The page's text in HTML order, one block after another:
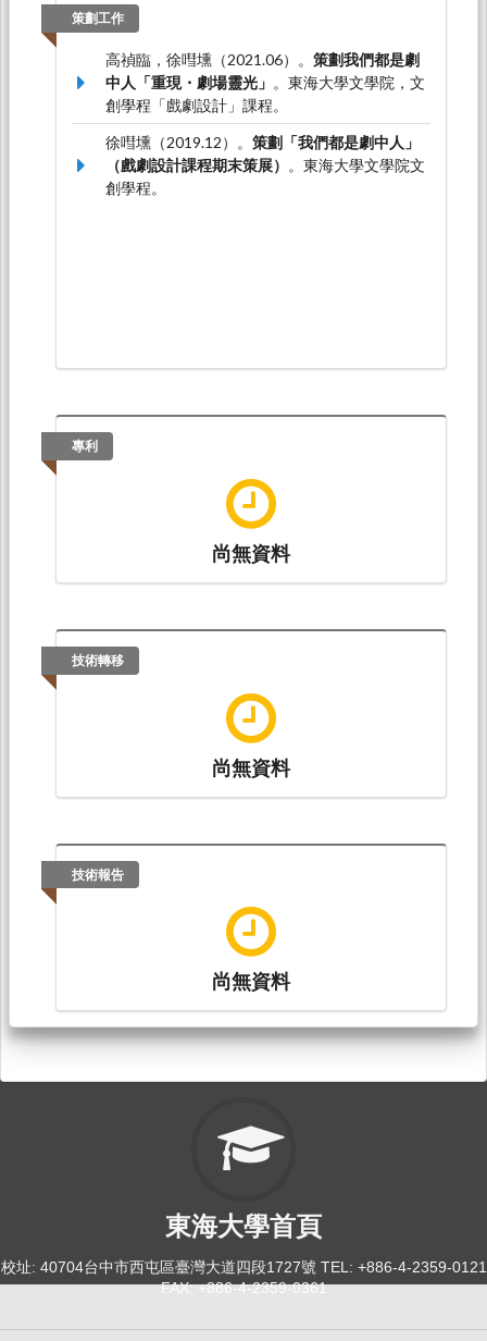
策劃工作
高禎臨，徐嘒壎（2021.06）。 策劃我們都是劇
中人「重現・劇場靈光」 。東海大學文學院，文
創學程「戲劇設計」課程。
徐嘒壎（2019.12）。 策劃「我們都是劇中人」
（戲劇設計課程期末策展） 。東海大學文學院文
創學程。
專利
尚無資料
技術轉移
尚無資料
技術報告
尚無資料
東海大學首頁
校址: 40704台中市西屯區臺灣大道四段1727號 TEL: +886-4-2359-0121
FAX: +886-4-2359-0361